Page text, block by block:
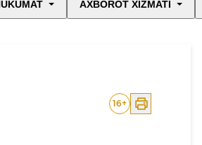
AXBOROT XIZMATI
16+